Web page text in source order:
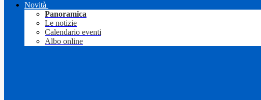
Novità
Panoramica
Le notizie
Calendario eventi
Albo online